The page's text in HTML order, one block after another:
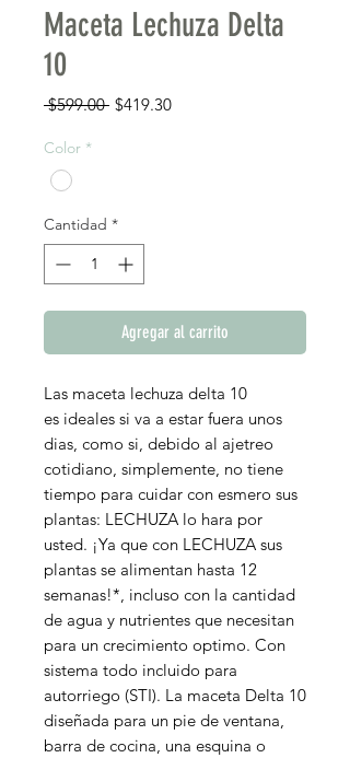
Maceta Lechuza Delta
10
$599.00 Precio
$419.30Precio de oferta
Color *
Cantidad *
Agregar al carrito
Las maceta lechuza delta 10
es ideales si va a estar fuera unos
dias, como si, debido al ajetreo
cotidiano, simplemente, no tiene
tiempo para cuidar con esmero sus
plantas: LECHUZA lo hara por
usted. ¡Ya que con LECHUZA sus
plantas se alimentan hasta 12
semanas!*, incluso con la cantidad
de agua y nutrientes que necesitan
para un crecimiento optimo. Con
sistema todo incluido para
autorriego (STI). La maceta Delta 10
diseñada para un pie de ventana,
barra de cocina, una esquina o